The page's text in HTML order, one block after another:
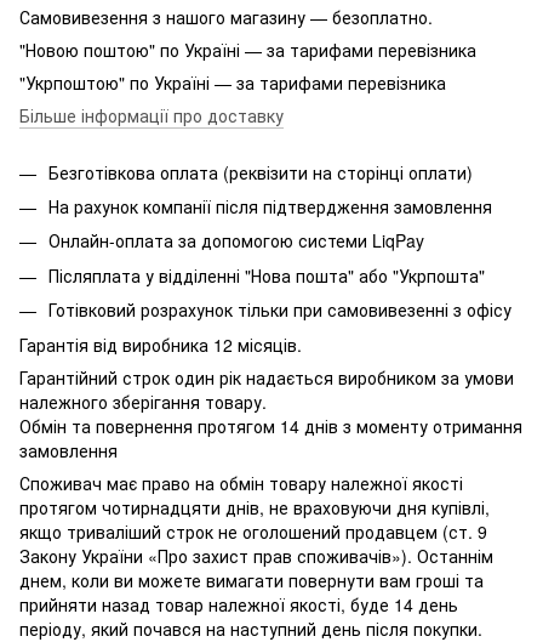
Самовивезення з нашого магазину — безоплатно.
"Новою поштою" по Україні — за тарифами перевізника
"Укрпоштою" по Україні — за тарифами перевізника
Більше інформації про доставку
Безготівкова оплата (реквізити на сторінці оплати)
На рахунок компанії після підтвердження замовлення
Онлайн-оплата за допомогою системи LiqPay
Післяплата у відділенні "Нова пошта" або "Укрпошта"
Готівковий розрахунок тільки при самовивезенні з офісу
Гарантія від виробника 12 місяців.
Гарантійний строк один рік надається виробником за умови
належного зберігання товару.
Обмін та повернення протягом 14 днів з моменту отримання
замовлення
Споживач має право на обмін товару належної якості
протягом чотирнадцяти днів, не враховуючи дня купівлі,
якщо триваліший строк не оголошений продавцем (ст. 9
Закону України «Про захист прав споживачів»). Останнім
днем, коли ви можете вимагати повернути вам гроші та
прийняти назад товар належної якості, буде 14 день
періоду, який почався на наступний день після покупки.